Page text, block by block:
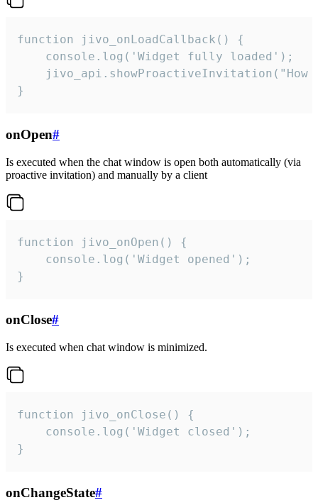
function jivo_onLoadCallback() {
    console.log('Widget fully loaded');
jivo_api.showProactiveInvitation("How
}
onOpen#
Is executed when the chat window is open both automatically (via
proactive invitation) and manually by a client
function jivo_onOpen() {
    console.log('Widget opened');
}
onClose#
Is executed when chat window is minimized.
function jivo_onClose() {
    console.log('Widget closed');
}
onChangeState#